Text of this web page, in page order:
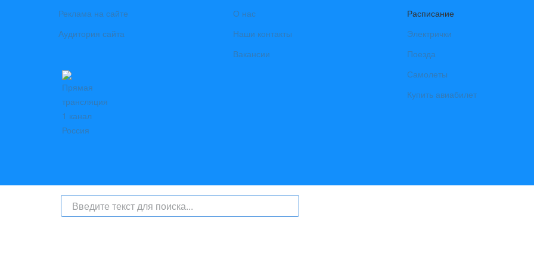
Реклама на сайте
Аудитория сайта
О нас
Наши контакты
Вакансии
Расписание
Электрички
Поезда
Самолеты
Купить авиабилет